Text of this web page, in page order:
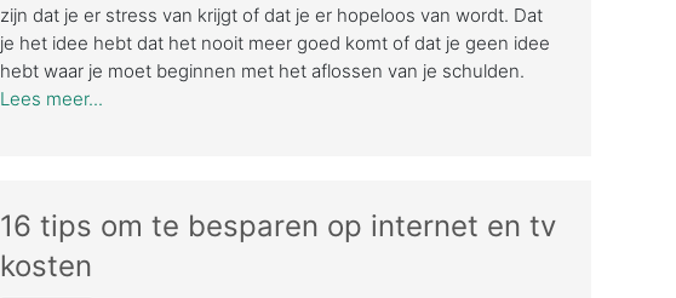
zijn dat je er stress van krijgt of dat je er hopeloos van wordt. Dat
je het idee hebt dat het nooit meer goed komt of dat je geen idee
hebt waar je moet beginnen met het aflossen van je schulden.
Lees meer...
16 tips om te besparen op internet en tv
kosten